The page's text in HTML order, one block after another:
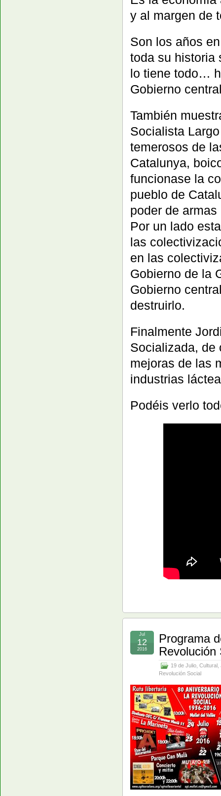
y al margen de
Son los años
toda su historia
lo tiene todo…
Gobierno
También
Socialista
temerosos de
Catalunya,
funcionase la
pueblo de
poder de armas
Por un lado
las
en las
Gobierno de la
Gobierno
destruirlo.
Finalmente
Socializada, de
mejoras de las
industrias
Podéis verlo
Programa
Revolución
19 de Julio, Cultural ,
Revolución Social
Jul
12
2016